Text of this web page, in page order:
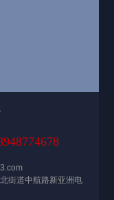
街道中航路新亚洲电